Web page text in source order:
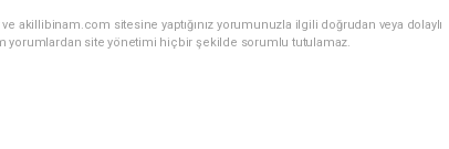
akillibinam.com sitesine yaptığınız yorumunuzla ilgili doğrudan veya dolaylı
yorumlardan site yönetimi hiçbir şekilde sorumlu tutulamaz.